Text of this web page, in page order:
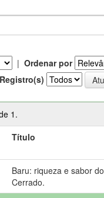
| Ordenar por
Registro(s)
1.
Título
Baru: riqueza e sabor do
Cerrado.